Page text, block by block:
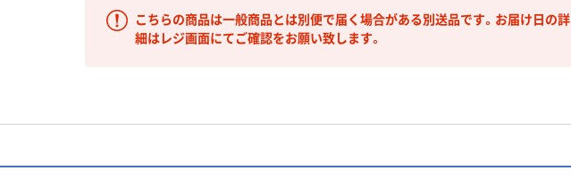
こちらの商品は一般商品とは別便で届く場合がある別送品です。お届け日の詳
細はレジ画面にてご確認をお願い致します。